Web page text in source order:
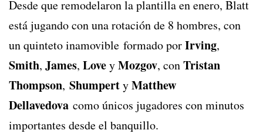
Desde que remodelaron la plantilla en enero, Blatt
está jugando con una rotación de 8 hombres, con
un quinteto inamovible formado porIrving,
Smith, James, LoveyMozgov, conTristan
Thompson, ShumpertyMatthew
Dellavedova como únicos jugadores con minutos
importantes desde el banquillo.